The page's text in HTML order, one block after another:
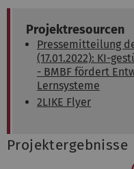
Projektresourcen
Pressemitteilung
(17.01.2022): KI-
- BMBF fördert
Lernsysteme
2LIKE Flyer
Projektergebnisse